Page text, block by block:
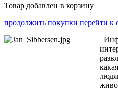
Товар добавлен в корзину
продолжить покупки перейти